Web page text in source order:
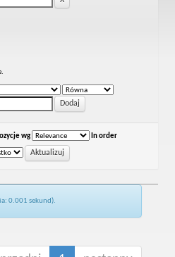
wg In order
0.001 sekund).